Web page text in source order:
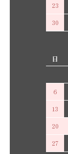
23
30
日
6
13
20
27